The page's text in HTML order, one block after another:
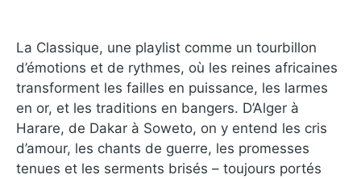
La Classique, une playlist comme un tourbillon
d’émotions et de rythmes, où les reines africaines
transforment les failles en puissance, les larmes
en or, et les traditions en bangers. D’Alger à
Harare, de Dakar à Soweto, on y entend les cris
d’amour, les chants de guerre, les promesses
tenues et les serments brisés – toujours portés